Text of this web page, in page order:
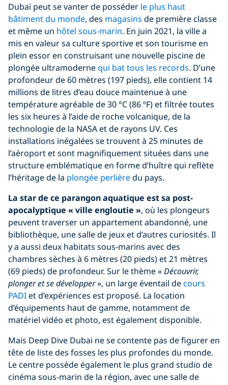
Dubaï peut se vanter de posséder le plus haut
bâtiment du monde, des magasins de première classe
et même un hôtel sous-marin. En juin 2021, la ville a
mis en valeur sa culture sportive et son tourisme en
plein essor en construisant une nouvelle piscine de
plongée ultramodernequi bat tous les records. D’une
profondeur de 60 mètres (197 pieds), elle contient 14
millions de litres d’eau douce maintenue à une
température agréable de 30 °C (86 ºF) et filtrée toutes
les six heures à l’aide de roche volcanique, de la
technologie de la NASA et de rayons UV. Ces
installations inégalées se trouvent à 25 minutes de
l’aéroport et sont magnifiquement situées dans une
structure emblématique en forme d’huître qui reflète
l’héritage de la plongée perlièredu pays.
La star de ce parangon aquatique est sa post-
apocalyptique « ville engloutie », où les plongeurs
peuvent traverser un appartement abandonné, une
bibliothèque, une salle de jeux et d’autres curiosités. Il
y a aussi deux habitats sous-marins avec des
chambres sèches à 6 mètres (20 pieds) et 21 mètres
(69 pieds) de profondeur. Sur le thème «Découvrir,
plonger et se développer», un large éventail decours
PADIet d’expériences est proposé. La location
d’équipements haut de gamme, notamment de
matériel vidéo et photo, est également disponible.
Mais Deep Dive Dubai ne se contente pas de figurer en
tête de liste des fosses les plus profondes du monde.
Le centre possède également le plus grand studio de
cinéma sous-marin de la région, avec une salle de